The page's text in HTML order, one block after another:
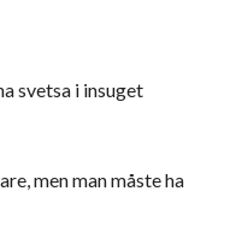
svetsa i insuget
men man måste ha